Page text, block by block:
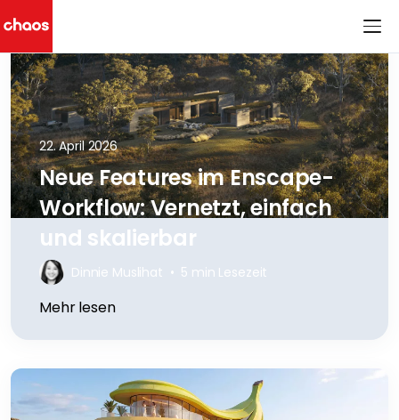
Chaos Logo
22. April 2026
Neue Features im Enscape-
Workflow: Vernetzt, einfach
und skalierbar
Dinnie Muslihat • 5 min Lesezeit
Mehr lesen